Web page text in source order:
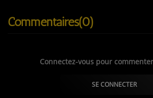
Commentaires(0)
Connectez-vous pour
SE CONNECTER